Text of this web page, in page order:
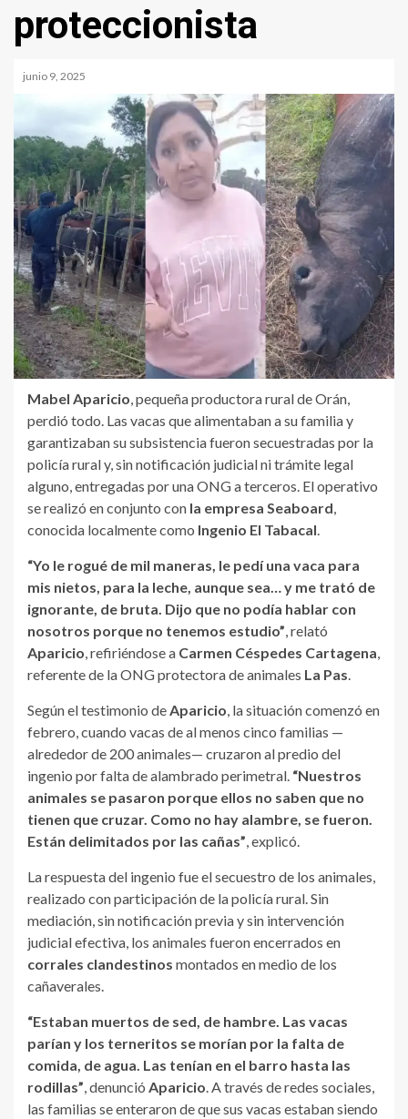
proteccionista
junio 9, 2025
Mabel Aparicio, pequeña productora rural de Orán,
perdió todo. Las vacas que alimentaban a su familia y
garantizaban su subsistencia fueron secuestradas por la
policía rural y, sin notificación judicial ni trámite legal
alguno, entregadas por una ONG a terceros. El operativo
se realizó en conjunto con la empresa Seaboard,
conocida localmente como Ingenio El Tabacal.
“Yo le rogué de mil maneras, le pedí una vaca para
mis nietos, para la leche, aunque sea… y me trató de
ignorante, de bruta. Dijo que no podía hablar con
nosotros porque no tenemos estudio”, relató
Aparicio, refiriéndose a Carmen Céspedes Cartagena,
referente de la ONG protectora de animales La Pas.
Según el testimonio deAparicio, la situación comenzó en
febrero, cuando vacas de al menos cinco familias —
alrededor de 200 animales— cruzaron al predio del
ingenio por falta de alambrado perimetral. “Nuestros
animales se pasaron porque ellos no saben que no
tienen que cruzar. Como no hay alambre, se fueron.
Están delimitados por las cañas”, explicó.
La respuesta del ingenio fue el secuestro de los animales,
realizado con participación de la policía rural. Sin
mediación, sin notificación previa y sin intervención
judicial efectiva, los animales fueron encerrados en
corrales clandestinos montados en medio de los
cañaverales.
“Estaban muertos de sed, de hambre. Las vacas
parían y los terneritos se morían por la falta de
comida, de agua. Las tenían en el barro hasta las
rodillas”, denunció Aparicio. A través de redes sociales,
las familias se enteraron de que sus vacas estaban siendo